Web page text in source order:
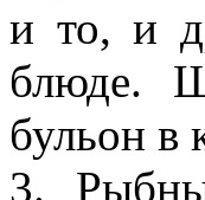
и то, и
блюде.
бульон в
3.